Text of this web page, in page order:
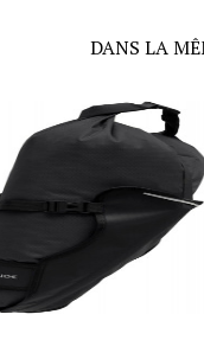
DANS LA